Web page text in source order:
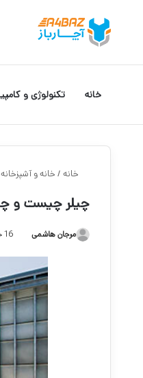
خانه تکنولوژی و
خانه / خانه و آشپزخانه
چیلر چیست و
مرجان هاشمی 16 خرداد 1402